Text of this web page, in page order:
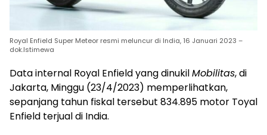
Royal Enfield Super Meteor resmi meluncur di India, 16 Januari 2023 –
dok.Istimewa
Data internal Royal Enfield yang dinukilMobilitas, di
Jakarta, Minggu (23/4/2023) memperlihatkan,
sepanjang tahun fiskal tersebut 834.895 motor Toyal
Enfield terjual di India.